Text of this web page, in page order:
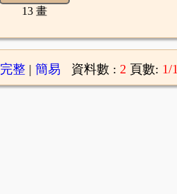
13 畫
完整| 簡易 資料數 : 2 頁數: 1/